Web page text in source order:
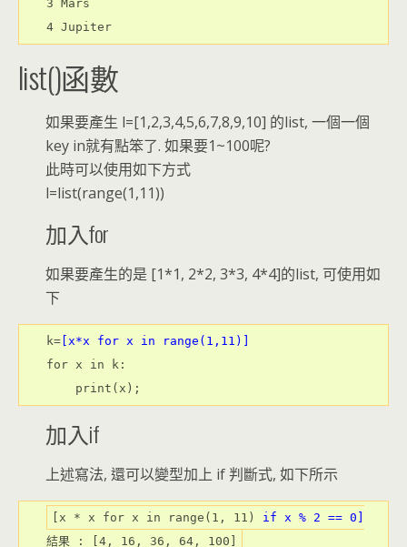
3 Mars
4 Jupiter
list()函數
如果要產生 l=[1,2,3,4,5,6,7,8,9,10] 的list, 一個一個
key in就有點笨了. 如果要1~100呢?
此時可以使用如下方式
l=list(range(1,11))
加入for
如果要產生的是 [1*1, 2*2, 3*3, 4*4]的list, 可使用如
下
k= [x*x for x in range(1,11)]
for x in k:
    print(x);
加入if
上述寫法, 還可以變型加上 if 判斷式, 如下所示
[x * x for x in range( 1 , 11 ) if x % 2 == 0 ]
結果 : [4 , 16 , 36 , 64 , 100 ]